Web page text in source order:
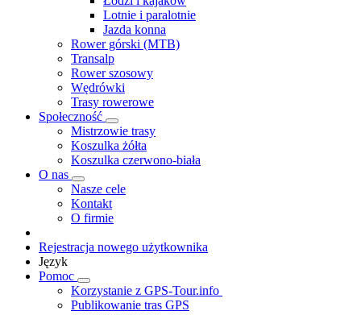
Lotnie i paralotnie
Jazda konna
Rower górski (MTB)
Transalp
Rower szosowy
Wędrówki
Trasy rowerowe
Społeczność
Mistrzowie trasy
Koszulka żółta
Koszulka czerwono-biała
O nas
Nasze cele
Kontakt
O firmie
Rejestracja nowego użytkownika
Język
Pomoc
Korzystanie z GPS-Tour.info
Publikowanie tras GPS